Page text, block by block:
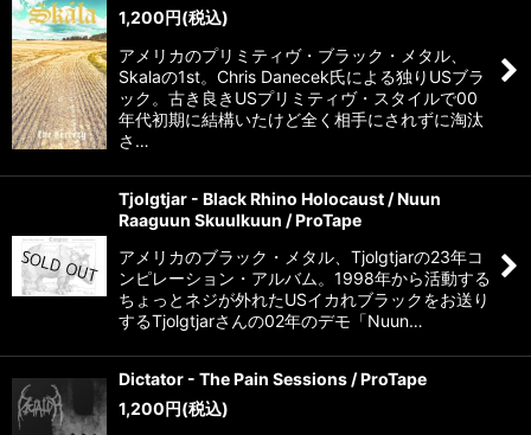
1,200円(税込)
アメリカのプリミティヴ・ブラック・メタル、
Skalaの1st。Chris Danecek氏による独りUSブラ
ック。古き良きUSプリミティヴ・スタイルで00
年代初期に結構いたけど全く相手にされずに淘汰
さ…
Tjolgtjar - Black Rhino Holocaust / Nuun
Raaguun Skuulkuun / ProTape
アメリカのブラック・メタル、Tjolgtjarの23年コ
ンピレーション・アルバム。1998年から活動する
ちょっとネジが外れたUSイカれブラックをお送り
するTjolgtjarさんの02年のデモ「Nuun…
Dictator - The Pain Sessions / ProTape
1,200円(税込)